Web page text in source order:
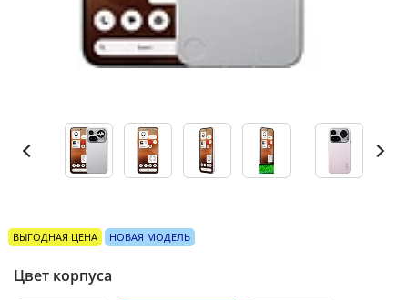
ВЫГОДНАЯ ЦЕНА НОВАЯ МОДЕЛЬ
Цвет корпуса